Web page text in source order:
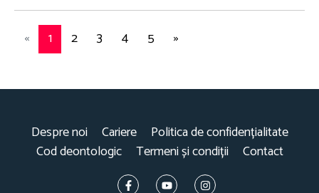
« 1 2 3 4 5 »
Despre noi Cariere
Politica de confidențialitate
Cod deontologic
Termeni și condiții Contact